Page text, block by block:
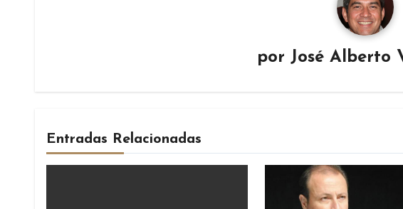
por José Alberto
Entradas Relacionadas